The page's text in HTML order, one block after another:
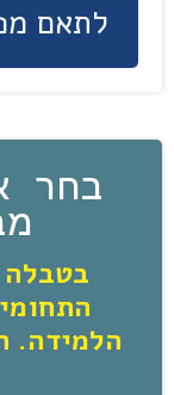
לתאם
בחר
בטבלה
הלמידה.